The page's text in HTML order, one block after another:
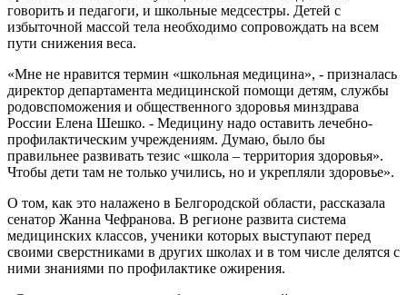
говорить и педагоги, и школьные медсестры. Детей с
избыточной массой тела необходимо сопровождать на всем
пути снижения веса.
«Мне не нравится термин «школьная медицина», - призналась
директор департамента медицинской помощи детям, службы
родовспоможения и общественного здоровья минздрава
России Елена Шешко. - Медицину надо оставить лечебно-
профилактическим учреждениям. Думаю, было бы
правильнее развивать тезис «школа – территория здоровья».
Чтобы дети там не только учились, но и укрепляли здоровье».
О том, как это налажено в Белгородской области, рассказала
сенатор Жанна Чефранова. В регионе развита система
медицинских классов, ученики которых выступают перед
своими сверстниками в других школах и в том числе делятся с
ними знаниями по профилактике ожирения.